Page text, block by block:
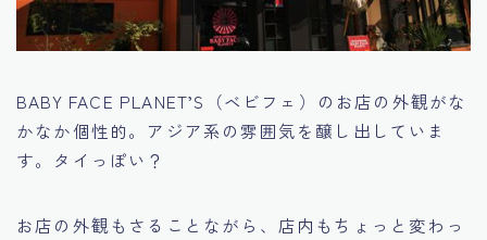
BABY FACE PLANET’S（ベビフェ）のお店の外観がな
かなか個性的。アジア系の雰囲気を醸し出していま
す。タイっぽい？
お店の外観もさることながら、店内もちょっと変わっ